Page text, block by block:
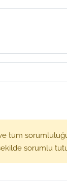
tüm
sorumlu